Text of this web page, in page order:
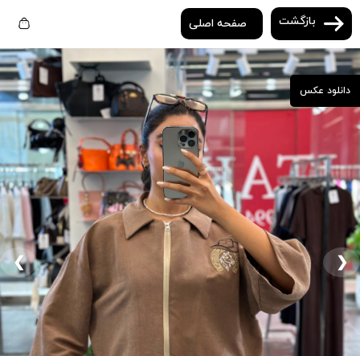
بازگشت صفحه اصلی
دانلود عکس
❮ ❯